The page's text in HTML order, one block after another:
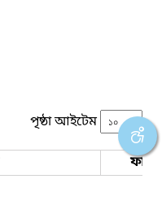
পৃষ্ঠা আইটেম
ফাইল